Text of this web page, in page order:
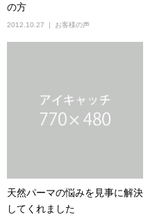
の方
2012.10.27 お客様の声
天然パーマの悩みを見事に解決
してくれました